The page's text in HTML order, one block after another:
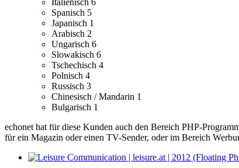
Italienisch 6
Spanisch 5
Japanisch 1
Arabisch 2
Ungarisch 6
Slowakisch 6
Tschechisch 4
Polnisch 4
Russisch 3
Chinesisch / Mandarin 1
Bulgarisch 1
echonet hat für diese Kunden auch den Bereich PHP-
für ein Magazin oder einen TV-Sender, oder im Bereich